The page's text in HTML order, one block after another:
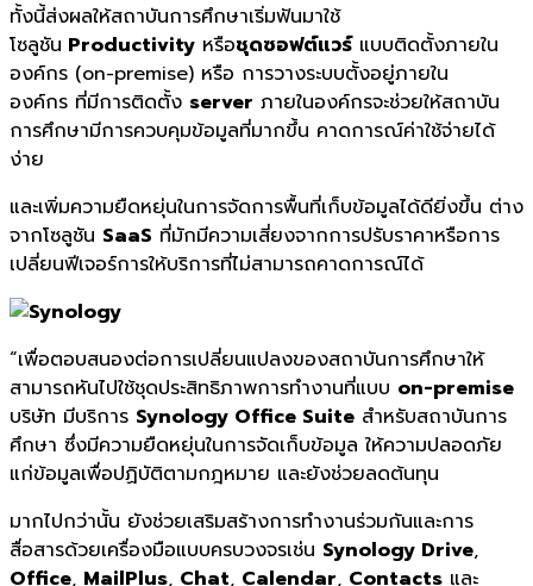
ทั้งนี้ส่งผลให้สถาบันการศึกษาเริ่มฟันมาใช้
โซลูชัน Productivity หรือชุดซอฟต์แวร์แบบติดตั้งภายใน
องค์กร (on-premise) หรือ การวางระบบตั้งอยู่ภายใน
องค์กร ที่มีการติดตั้ง server ภายในองค์กรจะช่วยให้สถาบัน
การศึกษามีการควบคุมข้อมูลที่มากขึ้น คาดการณ์ค่าใช้จ่ายได้
ง่าย
และเพิ่มความยืดหยุ่นในการจัดการพื้นที่เก็บข้อมูลได้ดียิ่งขึ้น ต่าง
จากโซลูชัน SaaS ที่มักมีความเสี่ยงจากการปรับราคาหรือการ
เปลี่ยนฟีเจอร์การให้บริการที่ไม่สามารถคาดการณ์ได้
“เพื่อตอบสนองต่อการเปลี่ยนแปลงของสถาบันการศึกษาให้
สามารถหันไปใช้ชุดประสิทธิภาพการทำงานที่แบบ on-premise
บริษัท มีบริการ Synology Office Suite สำหรับสถาบันการ
ศึกษา ซึ่งมีความยืดหยุ่นในการจัดเก็บข้อมูล ให้ความปลอดภัย
แก่ข้อมูลเพื่อปฏิบัติตามกฎหมาย และยังช่วยลดต้นทุน
มากไปกว่านั้น ยังช่วยเสริมสร้างการทำงานร่วมกันและการ
สื่อสารด้วยเครื่องมือแบบครบวงจรเช่น Synology Drive,
Office, MailPlus, Chat, Calendar, Contacts และ